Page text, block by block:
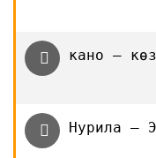
кано —
Нурила —